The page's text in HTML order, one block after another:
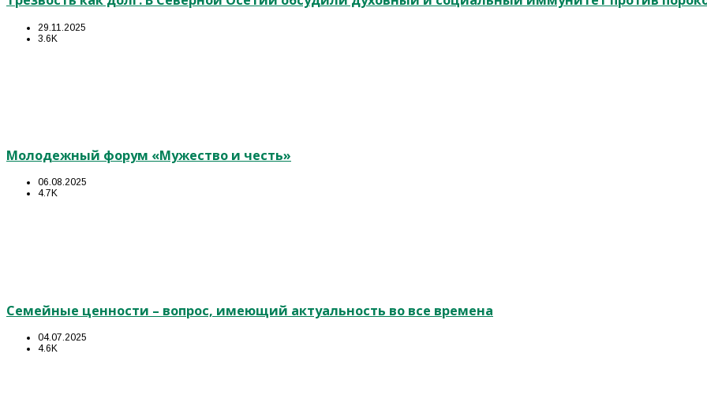
29.11.2025
3.6K
Молодежный форум «Мужество и честь»
06.08.2025
4.7K
Семейные ценности – вопрос, имеющий актуальность во все времена
04.07.2025
4.6K